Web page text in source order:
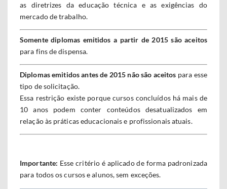
as diretrizes da educação técnica e as exigências do
mercado de trabalho.
Somente diplomas emitidos a partir de 2015 são aceitos
para fins de dispensa.
Diplomas emitidos antes de 2015 não são aceitos para esse
tipo de solicitação.
Essa restrição existe porque cursos concluídos há mais de
10 anos podem conter conteúdos desatualizados em
relação às práticas educacionais e profissionais atuais.
Importante: Esse critério é aplicado de forma padronizada
para todos os cursos e alunos, sem exceções.